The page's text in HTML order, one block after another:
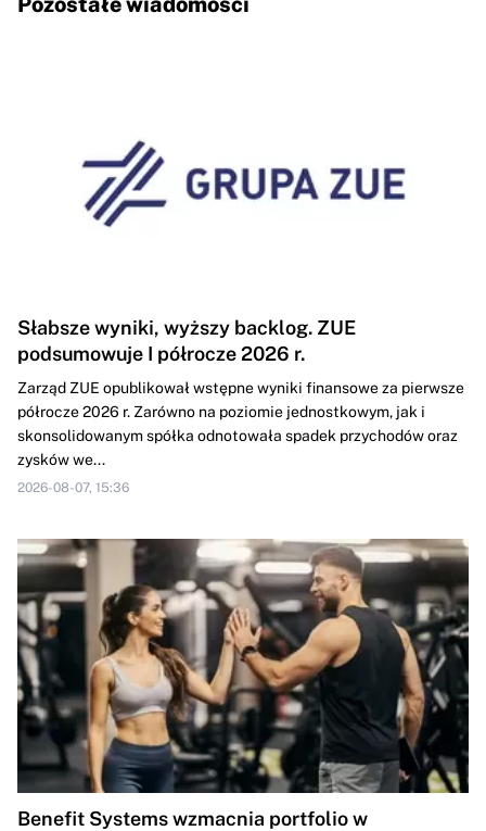
Słabsze wyniki, wyższy backlog. ZUE
podsumowuje I półrocze 2026 r.
Zarząd ZUE opublikował wstępne wyniki finansowe za pierwsze
półrocze 2026 r. Zarówno na poziomie jednostkowym, jak i
skonsolidowanym spółka odnotowała spadek przychodów oraz
zysków we...
2026-08-07, 15:36
Benefit Systems wzmacnia portfolio w